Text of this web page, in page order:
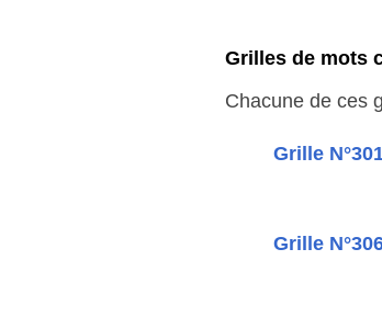
Grilles de mots
Chacune de ces
Grille
Grille